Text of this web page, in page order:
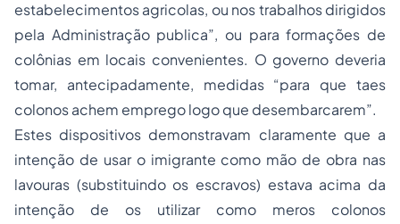
estabelecimentos agricolas, ou nos trabalhos dirigidos
pela Administração publica”, ou para formações de
colônias em locais convenientes. O governo deveria
tomar, antecipadamente, medidas “para que taes
colonos achem emprego logo que desembarcarem”.
Estes dispositivos demonstravam claramente que a
intenção de usar o imigrante como mão de obra nas
lavouras (substituindo os escravos) estava acima da
intenção de os utilizar como meros colonos